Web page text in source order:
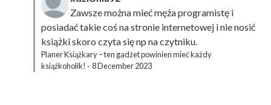
Zawsze można mieć męża programistę i
posiadać takie coś na stronie internetowej i nie nosić
książki skoro czyta się np na czytniku.
Planer Książkary – ten gadżet powinien mieć każdy
książkoholik! · 8 December 2023